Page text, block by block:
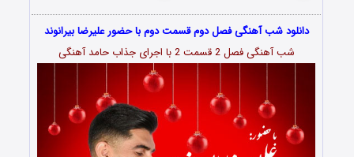
دانلود شب آهنگی فصل دوم قسمت دوم با حضور علیرضا بیرانوند
شب آهنگی فصل 2 قسمت 2 با اجرای جذاب حامد آهنگی